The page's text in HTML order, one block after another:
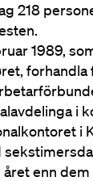
218
1989,
forhandla
i
i
enn